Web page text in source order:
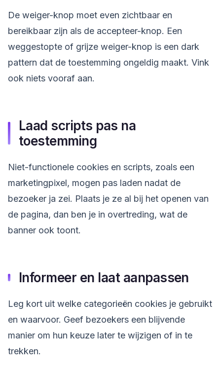
De weiger-knop moet even zichtbaar en
bereikbaar zijn als de accepteer-knop. Een
weggestopte of grijze weiger-knop is een dark
pattern dat de toestemming ongeldig maakt. Vink
ook niets vooraf aan.
Laad scripts pas na
toestemming
Niet-functionele cookies en scripts, zoals een
marketingpixel, mogen pas laden nadat de
bezoeker ja zei. Plaats je ze al bij het openen van
de pagina, dan ben je in overtreding, wat de
banner ook toont.
Informeer en laat aanpassen
Leg kort uit welke categorieën cookies je gebruikt
en waarvoor. Geef bezoekers een blijvende
manier om hun keuze later te wijzigen of in te
trekken.